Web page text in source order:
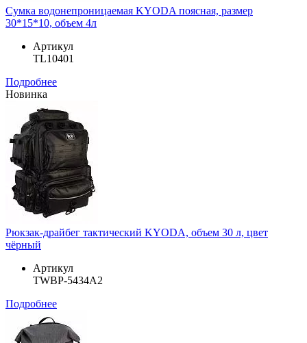
Сумка водонепроницаемая KYODA поясная, размер
30*15*10, объем 4л
Артикул
TL10401
Подробнее
Новинка
Рюкзак-драйбег тактический KYODA, объем 30 л, цвет
чёрный
Артикул
TWBP-5434A2
Подробнее